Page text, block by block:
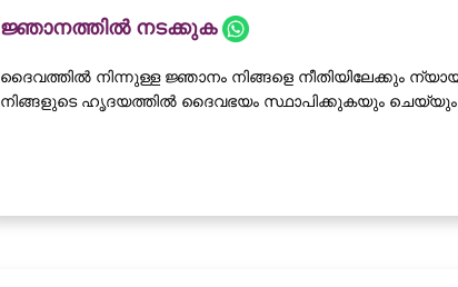
ജ്ഞാനത്തിൽ നടക്കുക
ദൈവത്തിൽ നിന്നുള്ള ജ്ഞാനം നിങ്ങളെ നീതിയിലേക്കും
നിങ്ങളുടെ ഹൃദയത്തിൽ ദൈവഭയം സ്ഥാപിക്കുകയും